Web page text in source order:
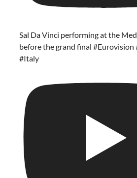
Sal Da Vinci performing at the
before the grand final #Eurovision
#Italy